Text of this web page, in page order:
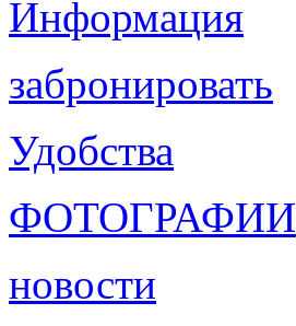
Информация
забронировать
Удобства
ФОТОГРАФИИ
новости